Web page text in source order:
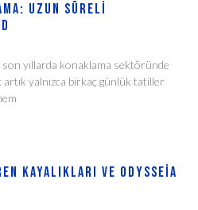
Uzun Süreli
yıllarda konaklama sektöründe
yalnızca birkaç günlük tatiller
Kayalıkları ve Odysseia